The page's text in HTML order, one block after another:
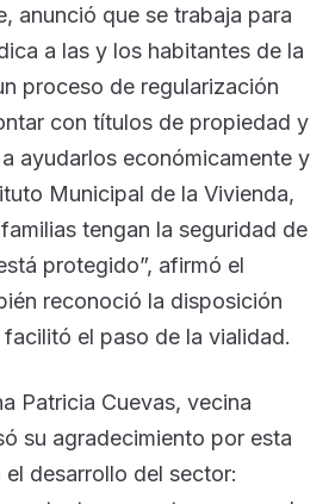
anunció que se trabaja para
a las y los habitantes de la
proceso de regularización
con títulos de propiedad y
ayudarlos económicamente y
Municipal de la Vivienda,
tengan la seguridad de
protegido”, afirmó el
reconoció la disposición
el paso de la vialidad.
Patricia Cuevas, vecina
su agradecimiento por esta
desarrollo del sector: